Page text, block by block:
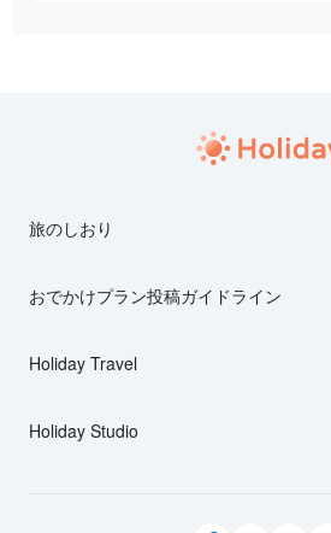
旅のしおり
おでかけプラン投稿ガイドライン
Holiday Travel
Holiday Studio